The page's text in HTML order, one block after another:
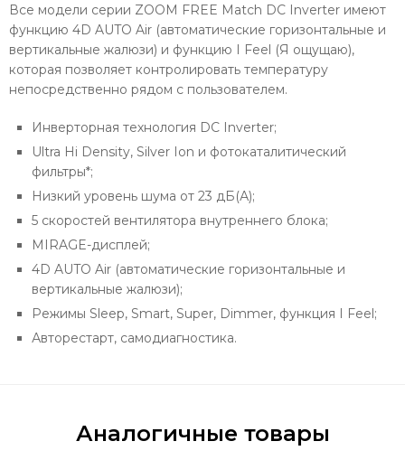
Все модели серии ZOOM FREE Match DC Inverter имеют
функцию 4D AUTO Air (автоматические горизонтальные и
вертикальные жалюзи) и функцию I Feel (Я ощущаю),
которая позволяет контролировать температуру
непосредственно рядом с пользователем.
Инверторная технология DC Inverter;
Ultra Hi Density, Silver Ion и фотокаталитический
фильтры*;
Низкий уровень шума от 23 дБ(А);
5 скоростей вентилятора внутреннего блока;
MIRAGE-дисплей;
4D AUTO Air (автоматические горизонтальные и
вертикальные жалюзи);
Режимы Sleep, Smart, Super, Dimmer, функция I Feel;
Авторестарт, самодиагностика.
Аналогичные товары